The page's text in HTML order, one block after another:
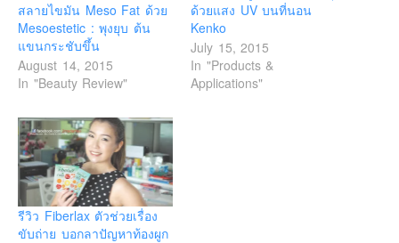
สลายไขมัน Meso Fat ด้วย
Mesoestetic : พุงยุบ ต้น
แขนกระชับขึ้น
August 14, 2015
In "Beauty Review"
ด้วยแสง UV บนที่นอน
Kenko
July 15, 2015
In "Products &
Applications"
รีวิว Fiberlax ตัวช่วยเรื่อง
ขับถ่าย บอกลาปัญหาท้องผูก